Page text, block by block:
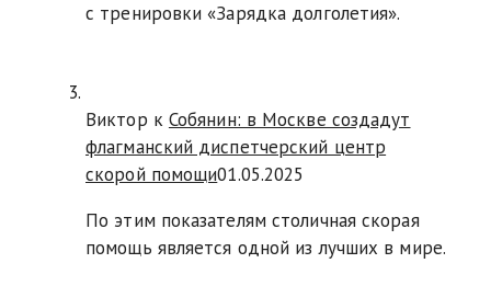
с тренировки «Зарядка долголетия».
Виктор к Собянин: в Москве создадут
флагманский диспетчерский центр
скорой помощи01.05.2025
По этим показателям столичная скорая
помощь является одной из лучших в мире.